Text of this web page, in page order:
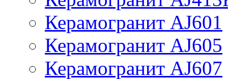
Керамогранит AJ601
Керамогранит AJ605
Керамогранит AJ607